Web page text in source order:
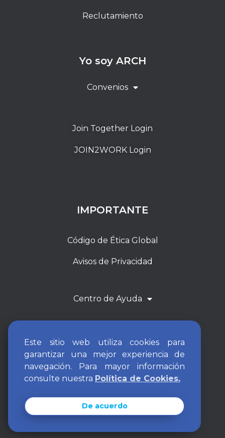
Reclutamiento
Yo soy ARCH
Convenios
Join Together Login
JOIN2WORK Login
IMPORTANTE
Código de Ética Global
Avisos de Privacidad
Centro de Ayuda
ARCH Resources Group 2026. All rights reserved.
Este sitio web utiliza cookies para
garantizar una mejor experiencia de
navegación. Para mayor información
consulte nuestra Política de Cookies.
De acuerdo